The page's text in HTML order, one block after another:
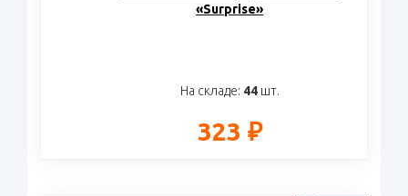
«Surprise»
На складе: 44шт.
323 ₽